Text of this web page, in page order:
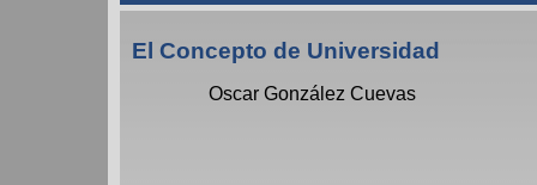
El Concepto de Universidad
Oscar González Cuevas